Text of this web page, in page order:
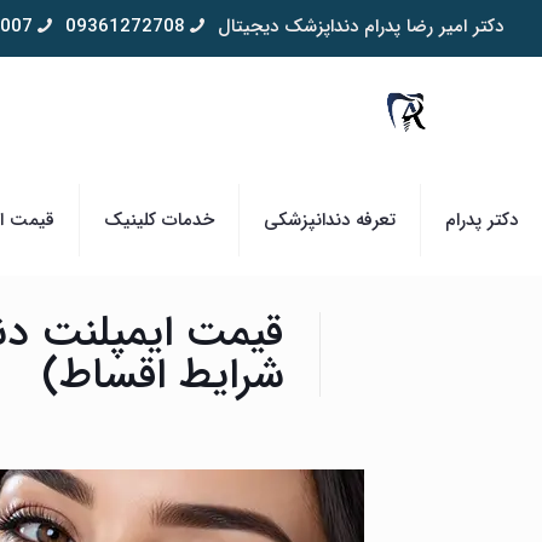
دکتر امیر رضا پدرام دنداپزشک دیجیتال 09361272708
دکتر پدرام تعرفه دندانپزشکی خدمات کلینیک قیمت
قیمت ایمپلنت
شرایط اقساط)